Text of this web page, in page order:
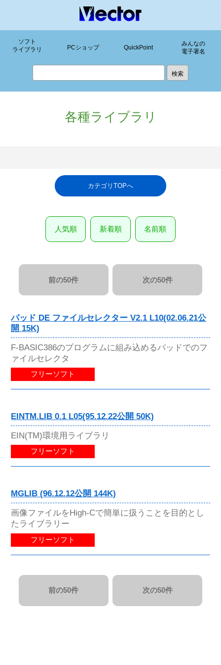
ソフト
ライブラリ
PCショップ QuickPoint
みんなの
電子署名
各種ライブラリ
カテゴリTOPへ
人気順 新着順 名前順
前の50件 次の50件
パッド DE ファイルセレクター V2.1 L10(02.06.21公
開 15K)
F-BASIC386のプログラムに組み込めるパッドでのフ
ァイルセレクタ
フリーソフト
EINTM.LIB 0.1 L05(95.12.22公開 50K)
EIN(TM)環境用ライブラリ
フリーソフト
MGLIB (96.12.12公開 144K)
画像ファイルをHigh-Cで簡単に扱うことを目的とし
たライブラリー
フリーソフト
前の50件 次の50件